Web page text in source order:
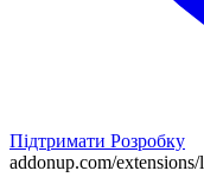
Підтримати Розробку
addonup.com/extensions/